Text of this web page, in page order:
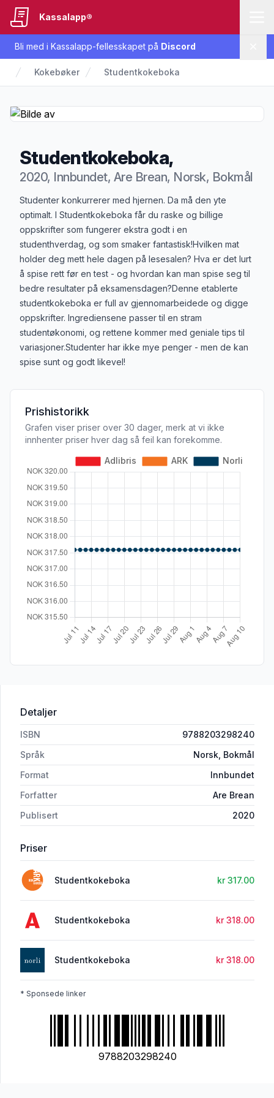
Bli med i Kassalapp-fellesskapet på Discord
Kassalapp®
Kokebøker Studentkokeboka
Studentkokeboka,
2020, Innbundet, Are Brean, Norsk, Bokmål
Produktbeskrivelse
Studenter konkurrerer med hjernen. Da må den yte
optimalt. I Studentkokeboka får du raske og billige
oppskrifter som fungerer ekstra godt i en
studenthverdag, og som smaker fantastisk!Hvilken mat
holder deg mett hele dagen på lesesalen? Hva er det lurt
å spise rett før en test - og hvordan kan man spise seg til
bedre resultater på eksamensdagen?Denne etablerte
studentkokeboka er full av gjennomarbeidede og digge
oppskrifter. Ingrediensene passer til en stram
studentøkonomi, og rettene kommer med geniale tips til
variasjoner.Studenter har ikke mye penger - men de kan
spise sunt og godt likevel!
Prishistorikk
Grafen viser priser over 30 dager, merk at vi ikke
innhenter priser hver dag så feil kan forekomme.
Detaljer
ISBN
9788203298240
Språk
Norsk, Bokmål
Format
Innbundet
Forfatter
Are Brean
Publisert
2020
Priser
Studentkokeboka kr 317.00
Studentkokeboka kr 318.00
Studentkokeboka kr 318.00
* Sponsede linker
9788203298240